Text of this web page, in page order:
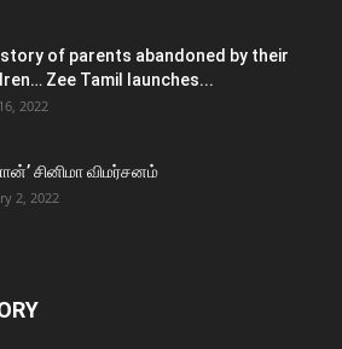
of parents abandoned by their
Zee Tamil launches...
2022
சினிமா விமர்சனம்
2, 2022